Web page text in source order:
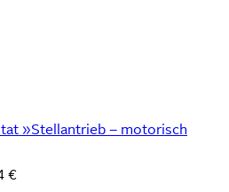
»Stellantrieb – motorisch
€